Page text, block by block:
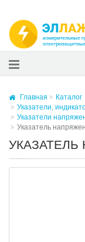
Главная
Каталог
Указатели,
Указатели
Указатель
УКАЗАТЕЛЬ